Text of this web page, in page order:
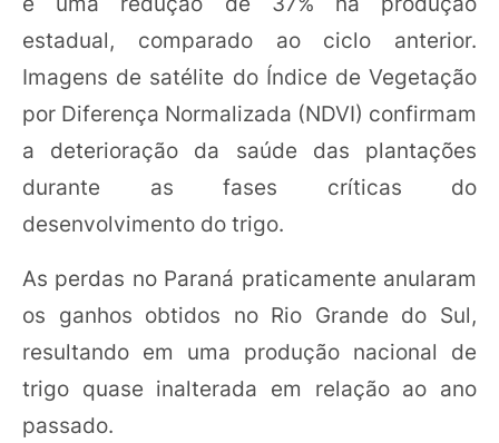
estadual, comparado ao ciclo anterior.
Imagens de satélite do Índice de Vegetação
por Diferença Normalizada (NDVI) confirmam
a deterioração da saúde das plantações
durante as fases críticas do
desenvolvimento do trigo.
As perdas no Paraná praticamente anularam
os ganhos obtidos no Rio Grande do Sul,
resultando em uma produção nacional de
trigo quase inalterada em relação ao ano
passado.